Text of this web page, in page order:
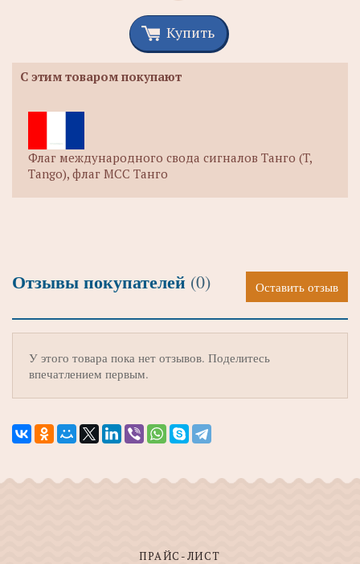
Купить
С этим товаром покупают
Флаг международного свода сигналов Танго (T,
Tango), флаг МСС Танго
Отзывы покупателей (0) Оставить отзыв
У этого товара пока нет отзывов. Поделитесь
впечатлением первым.
ПРАЙС-ЛИСТ